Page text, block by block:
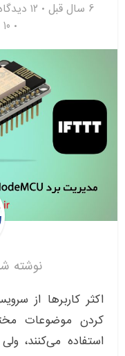
6 سال قبل ۱۲ دیدگاه
10 دقیقه زمان مطالعه
نوشته
کردن موضوعات
استفاده می‌کنند،